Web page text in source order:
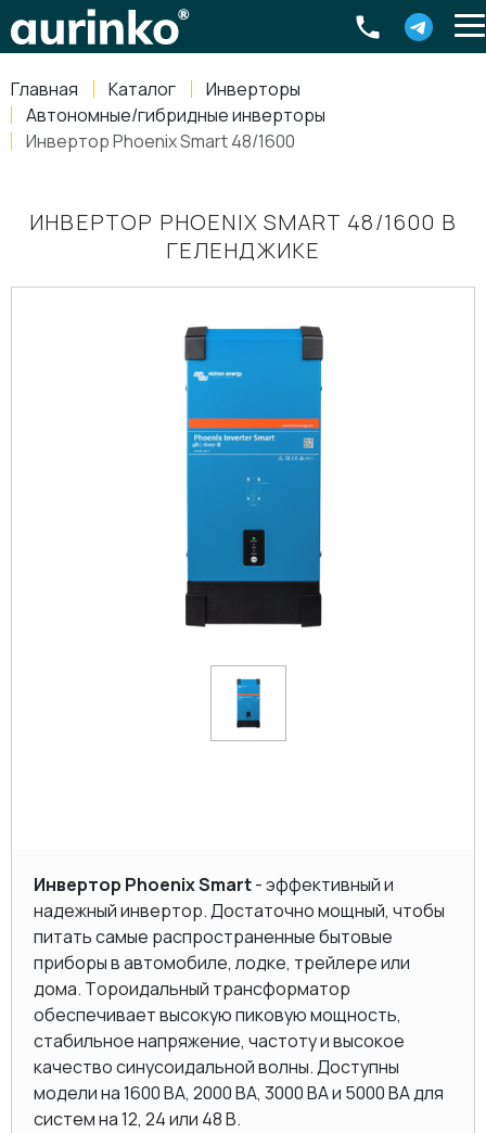
Главная Каталог
Инверторы
Автономные/гибридные инверторы
Инвертор Phoenix Smart 48/1600
ИНВЕРТОР PHOENIX SMART 48/1600 В
ГЕЛЕНДЖИКЕ
Инвертор Phoenix Smart- эффективный и
надежный инвертор. Достаточно мощный, чтобы
питать самые распространенные бытовые
приборы в автомобиле, лодке, трейлере или
дома. Тороидальный трансформатор
обеспечивает высокую пиковую мощность,
стабильное напряжение, частоту и высокое
качество синусоидальной волны. Доступны
модели на 1600 ВА, 2000 BA, 3000 BA и 5000 ВА для
систем на 12, 24 или 48 В.
Россия, Свердловская область Екатеринбург ,
8-800-770-79-40